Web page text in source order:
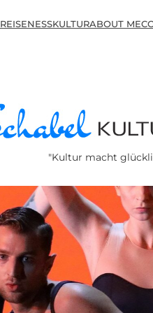
REISENESSKULTURABOUT ME
"Kultur macht